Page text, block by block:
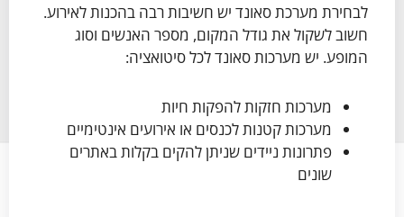
לבחירת מערכת סאונד יש חשיבות רבה בהכנות לאירוע.
חשוב לשקול את גודל המקום, מספר האנשים וסוג
המופע. יש מערכות סאונד לכל סיטואציה:
מערכות חזקות להפקות חיות
מערכות קטנות לכנסים או אירועים אינטימיים
פתרונות ניידים שניתן להקים בקלות באתרים
שונים